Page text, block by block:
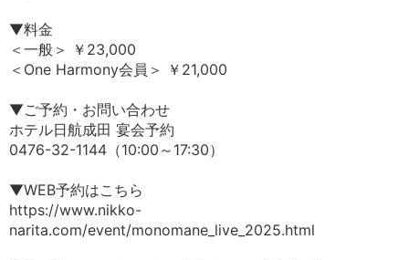
▼料金
＜一般＞ ￥23,000
＜One Harmony会員＞ ￥21,000
▼ご予約・お問い合わせ
ホテル日航成田 宴会予約
0476-32-1144（10:00～17:30）
▼WEB予約はこちら
https://www.nikko-
narita.com/event/monomane_live_2025.html